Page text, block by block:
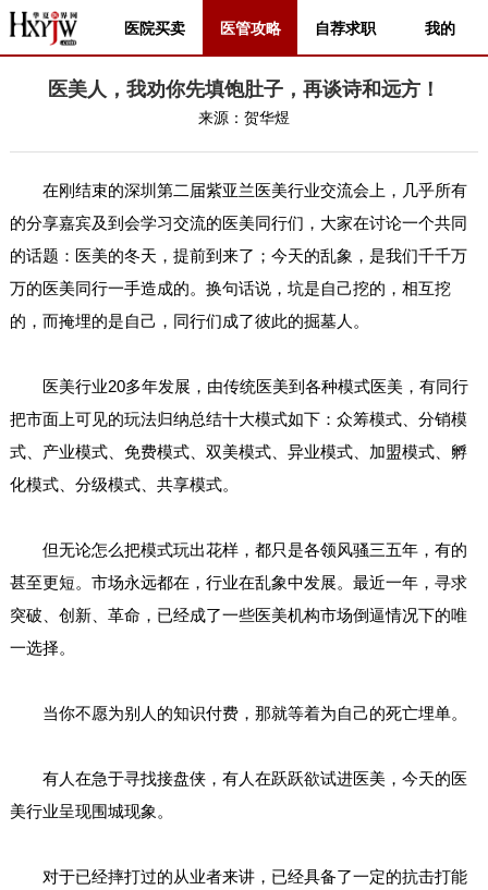
医院买卖 医管攻略 自荐求职 我的
医美人，我劝你先填饱肚子，再谈诗和远方！
来源： 贺华煜
在刚结束的深圳第二届紫亚兰医美行业交流会上，几乎所有
的分享嘉宾及到会学习交流的医美同行们，大家在讨论一个共同
的话题：医美的冬天，提前到来了；今天的乱象，是我们千千万
万的医美同行一手造成的。换句话说，坑是自己挖的，相互挖
的，而掩埋的是自己，同行们成了彼此的掘墓人。
医美行业20多年发展，由传统医美到各种模式医美，有同行
把市面上可见的玩法归纳总结十大模式如下：众筹模式、分销模
式、产业模式、免费模式、双美模式、异业模式、加盟模式、孵
化模式、分级模式、共享模式。
但无论怎么把模式玩出花样，都只是各领风骚三五年，有的
甚至更短。市场永远都在，行业在乱象中发展。最近一年，寻求
突破、创新、革命，已经成了一些医美机构市场倒逼情况下的唯
一选择。
当你不愿为别人的知识付费，那就等着为自己的死亡埋单。
有人在急于寻找接盘侠，有人在跃跃欲试进医美，今天的医
美行业呈现围城现象。
对于已经摔打过的从业者来讲，已经具备了一定的抗击打能